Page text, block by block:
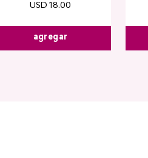
USD 18.00
agregar